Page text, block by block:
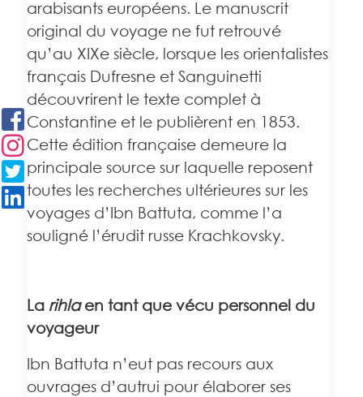
arabisants européens. Le manuscrit
original du voyage ne fut retrouvé
qu’au XIXe siècle, lorsque les orientalistes
français Dufresne et Sanguinetti
découvrirent le texte complet à
Constantine et le publièrent en 1853.
Cette édition française demeure la
principale source sur laquelle reposent
toutes les recherches ultérieures sur les
voyages d’Ibn Battuta, comme l’a
souligné l’érudit russe Krachkovsky.
La rihlaen tant que vécu personnel du
voyageur
Ibn Battuta n’eut pas recours aux
ouvrages d’autrui pour élaborer ses